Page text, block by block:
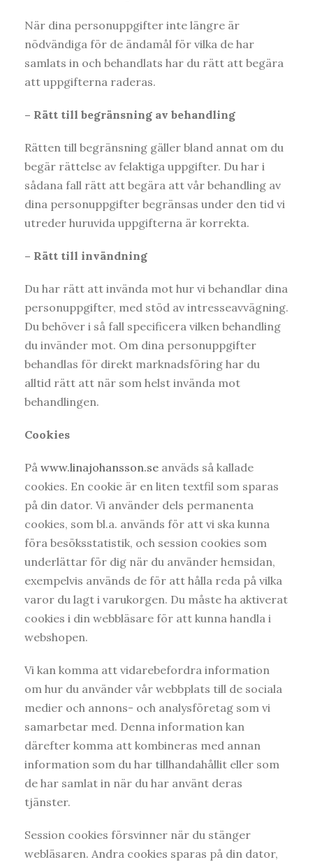
När dina personuppgifter inte längre är
nödvändiga för de ändamål för vilka de har
samlats in och behandlats har du rätt att begära
att uppgifterna raderas.
– Rätt till begränsning av behandling
Rätten till begränsning gäller bland annat om du
begär rättelse av felaktiga uppgifter. Du har i
sådana fall rätt att begära att vår behandling av
dina personuppgifter begränsas under den tid vi
utreder huruvida uppgifterna är korrekta.
– Rätt till invändning
Du har rätt att invända mot hur vi behandlar dina
personuppgifter, med stöd av intresseavvägning.
Du behöver i så fall specificera vilken behandling
du invänder mot. Om dina personuppgifter
behandlas för direkt marknadsföring har du
alltid rätt att när som helst invända mot
behandlingen.
Cookies
På www.linajohansson.se anväds så kallade
cookies. En cookie är en liten textfil som sparas
på din dator. Vi använder dels permanenta
cookies, som bl.a. används för att vi ska kunna
föra besöksstatistik, och session cookies som
underlättar för dig när du använder hemsidan,
exempelvis används de för att hålla reda på vilka
varor du lagt i varukorgen. Du måste ha aktiverat
cookies i din webbläsare för att kunna handla i
webshopen.
Vi kan komma att vidarebefordra information
om hur du använder vår webbplats till de sociala
medier och annons- och analysföretag som vi
samarbetar med. Denna information kan
därefter komma att kombineras med annan
information som du har tillhandahållit eller som
de har samlat in när du har använt deras
tjänster.
Session cookies försvinner när du stänger
webläsaren. Andra cookies sparas på din dator,